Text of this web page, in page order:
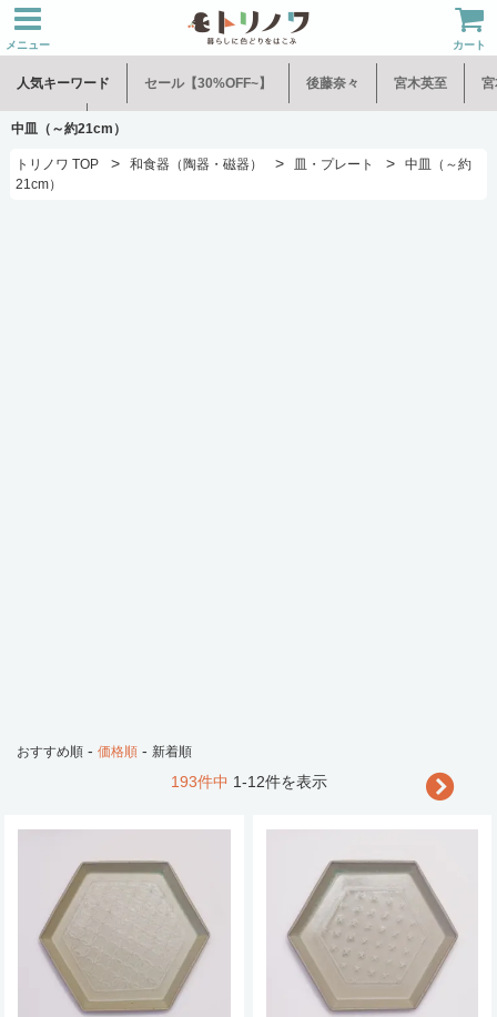
メニュー カート
人気キーワード セール【30%OFF~】 後藤奈々 宮木英至 宮
水谷和音 児玉修治
中皿（～約21cm）
トリノワ TOP > 和食器（陶器・磁器） > 皿・プレート >
中皿（～約
21cm）
おすすめ順 - 価格順 - 新着順
193件中 1-12件を表示